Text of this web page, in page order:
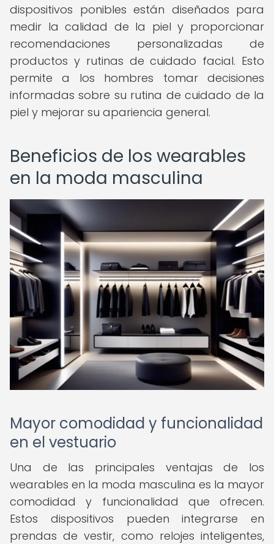
dispositivos ponibles están diseñados para
medir la calidad de la piel y proporcionar
recomendaciones personalizadas de
productos y rutinas de cuidado facial. Esto
permite a los hombres tomar decisiones
informadas sobre su rutina de cuidado de la
piel y mejorar su apariencia general.
Beneficios de los wearables
en la moda masculina
Mayor comodidad y funcionalidad
en el vestuario
Una de las principales ventajas de los
wearables en la moda masculina es la mayor
comodidad y funcionalidad que ofrecen.
Estos dispositivos pueden integrarse en
prendas de vestir, como relojes inteligentes,